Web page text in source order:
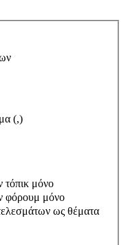
(,)
τόπικ μόνο
φόρουμ μόνο
ως θέματα